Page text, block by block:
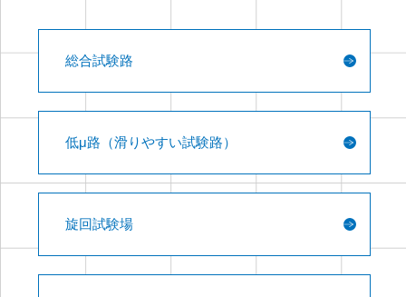
高速周回路
総合試験路
低μ路（滑りやすい試験路）
旋回試験場